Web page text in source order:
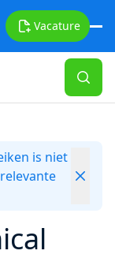
Vacature
is niet